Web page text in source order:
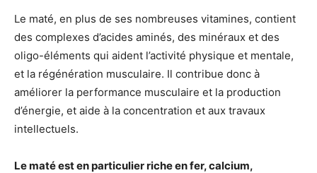
Le maté, en plus de ses nombreuses vitamines, contient
des complexes d’acides aminés, des minéraux et des
oligo-éléments qui aident l’activité physique et mentale,
et la régénération musculaire. Il contribue donc à
améliorer la performance musculaire et la production
d’énergie, et aide à la concentration et aux travaux
intellectuels.
Le maté est en particulier riche en fer, calcium,